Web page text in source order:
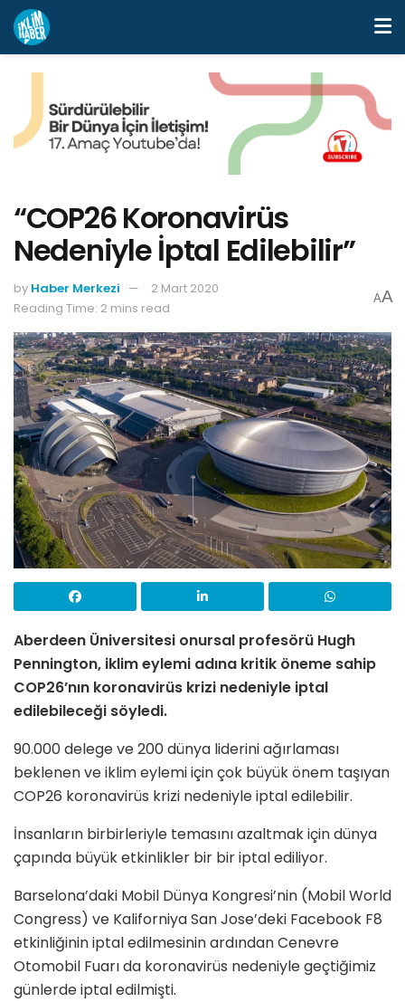
“COP26 Koronavirüs
Nedeniyle İptal Edilebilir”
by Haber Merkezi
2 Mart 2020
Reading Time: 2 mins read
AA
Aberdeen Üniversitesi onursal profesörü Hugh
Pennington, iklim eylemi adına kritik öneme sahip
COP26’nın koronavirüs krizi nedeniyle iptal
edilebileceği söyledi.
90.000 delege ve 200 dünya liderini ağırlaması
beklenen ve iklim eylemi için çok büyük önem taşıyan
COP26 koronavirüs krizi nedeniyle iptal edilebilir.
İnsanların birbirleriyle temasını azaltmak için dünya
çapında büyük etkinlikler bir bir iptal ediliyor.
Barselona’daki Mobil Dünya Kongresi’nin (Mobil World
Congress) ve Kaliforniya San Jose’deki Facebook F8
etkinliğinin iptal edilmesinin ardından Cenevre
Otomobil Fuarı da koronavirüs nedeniyle geçtiğimiz
günlerde iptal edilmişti.